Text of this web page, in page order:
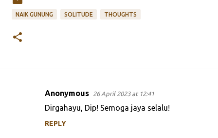
NAIK GUNUNG SOLITUDE THOUGHTS
Anonymous 26 April 2023 at 12:41
Dirgahayu, Dip! Semoga jaya selalu!
REPLY